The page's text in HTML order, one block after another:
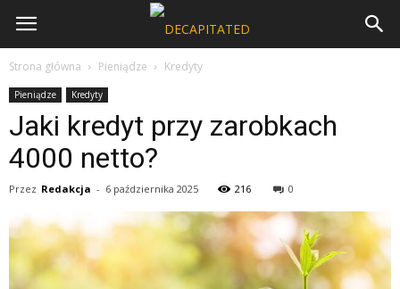
Strona główna Pieniądze Kredyty
Pieniądze Kredyty
Jaki kredyt przy zarobkach
4000 netto?
Przez Redakcja - 6 października 2025 216 0